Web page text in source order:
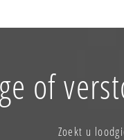
of
Zoekt u